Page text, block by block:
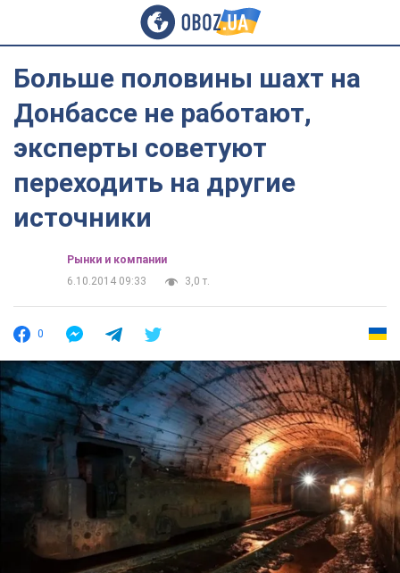
Больше половины шахт на
Донбассе не работают,
эксперты советуют
переходить на другие
источники
Рынки и компании
6.10.2014 09:33
3,0 т.
0